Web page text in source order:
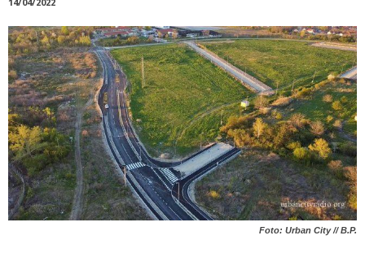
Foto: Urban City // B.P.